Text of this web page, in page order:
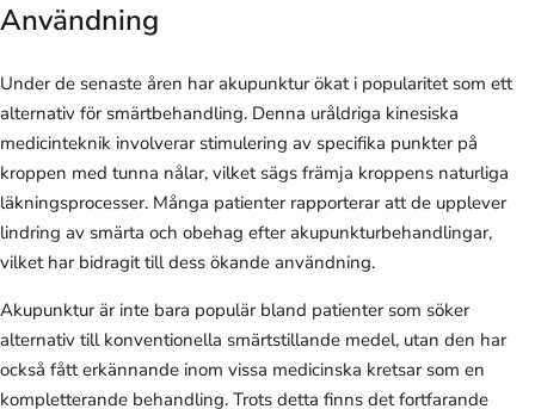
Användning
Under de senaste åren har akupunktur ökat i popularitet som ett
alternativ för smärtbehandling. Denna uråldriga kinesiska
medicinteknik involverar stimulering av specifika punkter på
kroppen med tunna nålar, vilket sägs främja kroppens naturliga
läkningsprocesser. Många patienter rapporterar att de upplever
lindring av smärta och obehag efter akupunkturbehandlingar,
vilket har bidragit till dess ökande användning.
Akupunktur är inte bara populär bland patienter som söker
alternativ till konventionella smärtstillande medel, utan den har
också fått erkännande inom vissa medicinska kretsar som en
kompletterande behandling. Trots detta finns det fortfarande